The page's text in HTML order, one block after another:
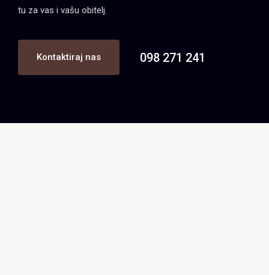
tu za vas i vašu obitelj.
Kontaktiraj nas 098 271 241